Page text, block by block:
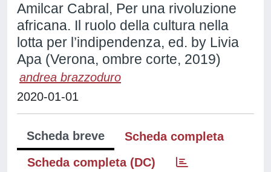
Amilcar Cabral, Per una rivoluzione
africana. Il ruolo della cultura nella
lotta per l’indipendenza, ed. by Livia
Apa (Verona, ombre corte, 2019)
andrea brazzoduro
2020-01-01
Scheda breve
Scheda completa
Scheda completa (DC)